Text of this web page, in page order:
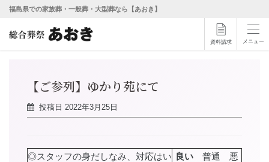
福島県での家族葬・一般葬・大型葬なら【あおき】
資料請求 メニュー
【ご参列】ゆかり苑にて
投稿日 2022年3月25日
◎スタッフの身だしなみ、対応はい 良い 普通 悪